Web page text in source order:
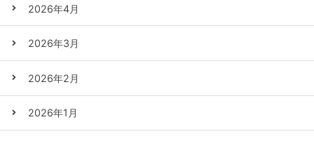
2026年4月
2026年3月
2026年2月
2026年1月